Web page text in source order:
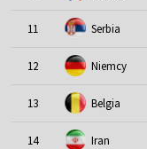
11 Serbia
12 Niemcy
13 Belgia
14 Iran